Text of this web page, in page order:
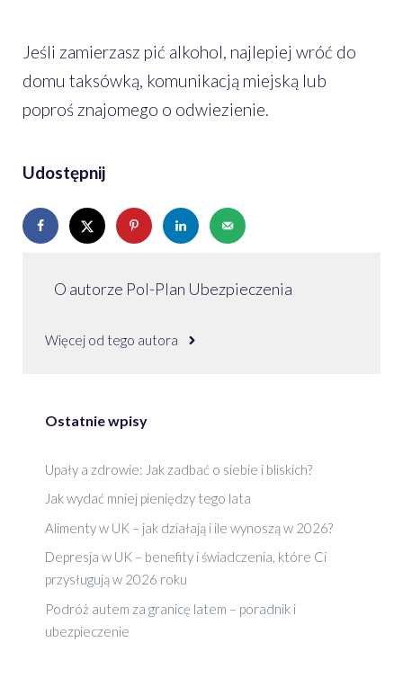
Jeśli zamierzasz pić alkohol, najlepiej wróć do
domu taksówką, komunikacją miejską lub
poproś znajomego o odwiezienie.
Udostępnij
O autorze Pol-Plan Ubezpieczenia
Więcej od tego autora
Ostatnie wpisy
Upały a zdrowie: Jak zadbać o siebie i bliskich?
Jak wydać mniej pieniędzy tego lata
Alimenty w UK – jak działają i ile wynoszą w 2026?
Depresja w UK – benefity i świadczenia, które Ci
przysługują w 2026 roku
Podróż autem za granicę latem – poradnik i
ubezpieczenie